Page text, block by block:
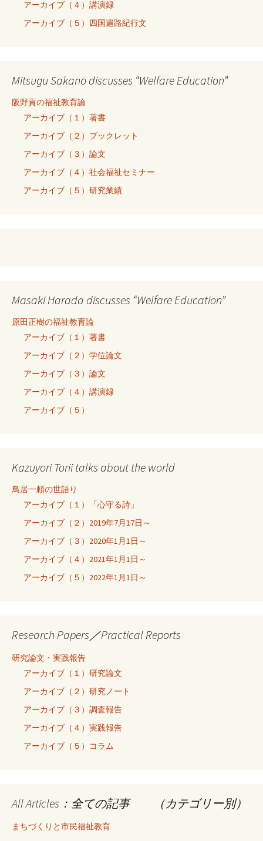
アーカイブ（４）講演録
アーカイブ（５）四国遍路紀行文
Mitsugu Sakano discusses “Welfare Education”
阪野貢の福祉教育論
アーカイブ（１）著書
アーカイブ（２）ブックレット
アーカイブ（３）論文
アーカイブ（４）社会福祉セミナー
アーカイブ（５）研究業績
Masaki Harada discusses “Welfare Education”
原田正樹の福祉教育論
アーカイブ（１）著書
アーカイブ（２）学位論文
アーカイブ（３）論文
アーカイブ（４）講演録
アーカイブ（５）
Kazuyori Torii talks about the world
鳥居一頼の世語り
アーカイブ（１）「心守る詩」
アーカイブ（２）2019年7月17日～
アーカイブ（３）2020年1月1日～
アーカイブ（４）2021年1月1日～
アーカイブ（５）2022年1月1日～
Research Papers／Practical Reports
研究論文・実践報告
アーカイブ（１）研究論文
アーカイブ（２）研究ノート
アーカイブ（３）調査報告
アーカイブ（４）実践報告
アーカイブ（５）コラム
All Articles：全ての記事 （カテゴリー別）
まちづくりと市民福祉教育